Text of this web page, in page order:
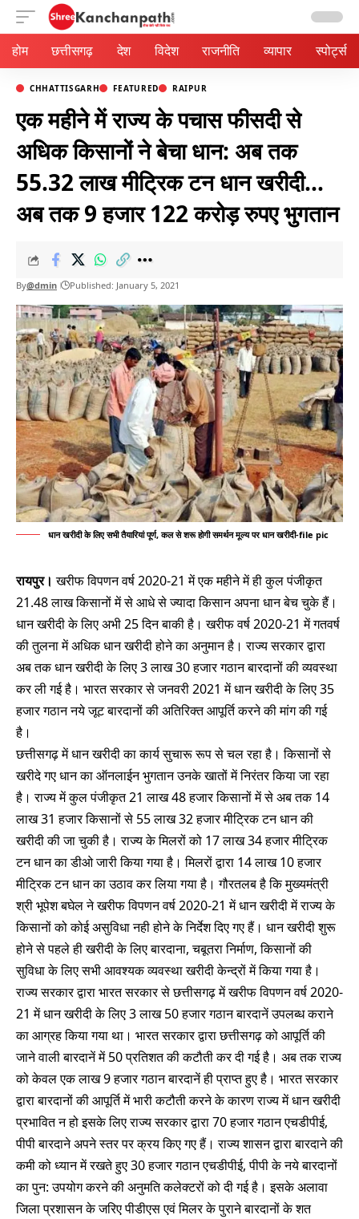
होम छत्तीसगढ़ देश विदेश राजनीति व्यापार स्पोर्ट्स
CHHATTISGARH FEATURED RAIPUR
एक महीने में राज्य के पचास फीसदी से
अधिक किसानों ने बेचा धान: अब तक
55.32 लाख मीट्रिक टन धान खरीदी…
अब तक 9 हजार 122 करोड़ रुपए भुगतान
By@dmin Published: January 5, 2021
धान खरीदी के लिए सभी तैयारियां पूर्ण, कल से शरू होगी समर्थन मूल्य पर धान खरीदी-file pic
रायपुर।खरीफ विपणन वर्ष 2020-21 में एक महीने में ही कुल पंजीकृत
21.48 लाख किसानों में से आधे से ज्यादा किसान अपना धान बेच चुके हैं।
धान खरीदी के लिए अभी 25 दिन बाकी है। खरीफ वर्ष 2020-21 में गतवर्ष
की तुलना में अधिक धान खरीदी होने का अनुमान है। राज्य सरकार द्वारा
अब तक धान खरीदी के लिए 3 लाख 30 हजार गठान बारदानों की व्यवस्था
कर ली गई है। भारत सरकार से जनवरी 2021 में धान खरीदी के लिए 35
हजार गठान नये जूट बारदानों की अतिरिक्त आपूर्ति करने की मांग की गई
है।
छत्तीसगढ़ में धान खरीदी का कार्य सुचारू रूप से चल रहा है। किसानों से
खरीदे गए धान का ऑनलाईन भुगतान उनके खातों में निरंतर किया जा रहा
है। राज्य में कुल पंजीकृत 21 लाख 48 हजार किसानों में से अब तक 14
लाख 31 हजार किसानों से 55 लाख 32 हजार मीट्रिक टन धान की
खरीदी की जा चुकी है। राज्य के मिलरों को 17 लाख 34 हजार मीट्रिक
टन धान का डीओ जारी किया गया है। मिलरों द्वारा 14 लाख 10 हजार
मीट्रिक टन धान का उठाव कर लिया गया है। गौरतलब है कि मुख्यमंत्री
श्री भूपेश बघेल ने खरीफ विपणन वर्ष 2020-21 में धान खरीदी में राज्य के
किसानों को कोई असुविधा नही होने के निर्देश दिए गए हैं। धान खरीदी शुरू
होने से पहले ही खरीदी के लिए बारदाना, चबूतरा निर्माण, किसानों की
सुविधा के लिए सभी आवश्यक व्यवस्था खरीदी केन्द्रों में किया गया है।
राज्य सरकार द्वारा भारत सरकार से छत्तीसगढ़ में खरीफ विपणन वर्ष 2020-
21 में धान खरीदी के लिए 3 लाख 50 हजार गठान बारदानें उपलब्ध कराने
का आग्रह किया गया था। भारत सरकार द्वारा छत्तीसगढ़ को आपूर्ति की
जाने वाली बारदानें में 50 प्रतिशत की कटौती कर दी गई है। अब तक राज्य
को केवल एक लाख 9 हजार गठान बारदानें ही प्राप्त हुए है। भारत सरकार
द्वारा बारदानों की आपूर्ति में भारी कटौती करने के कारण राज्य में धान खरीदी
प्रभावित न हो इसके लिए राज्य सरकार द्वारा 70 हजार गठान एचडीपीई,
पीपी बारदाने अपने स्तर पर क्रय किए गए हैं। राज्य शासन द्वारा बारदाने की
कमी को ध्यान में रखते हुए 30 हजार गठान एचडीपीई, पीपी के नये बारदानों
का पुन: उपयोग करने की अनुमति कलेक्टरों को दी गई है। इसके अलावा
जिला प्रशासन के जरिए पीडीएस एवं मिलर के पुराने बारदानों के शत